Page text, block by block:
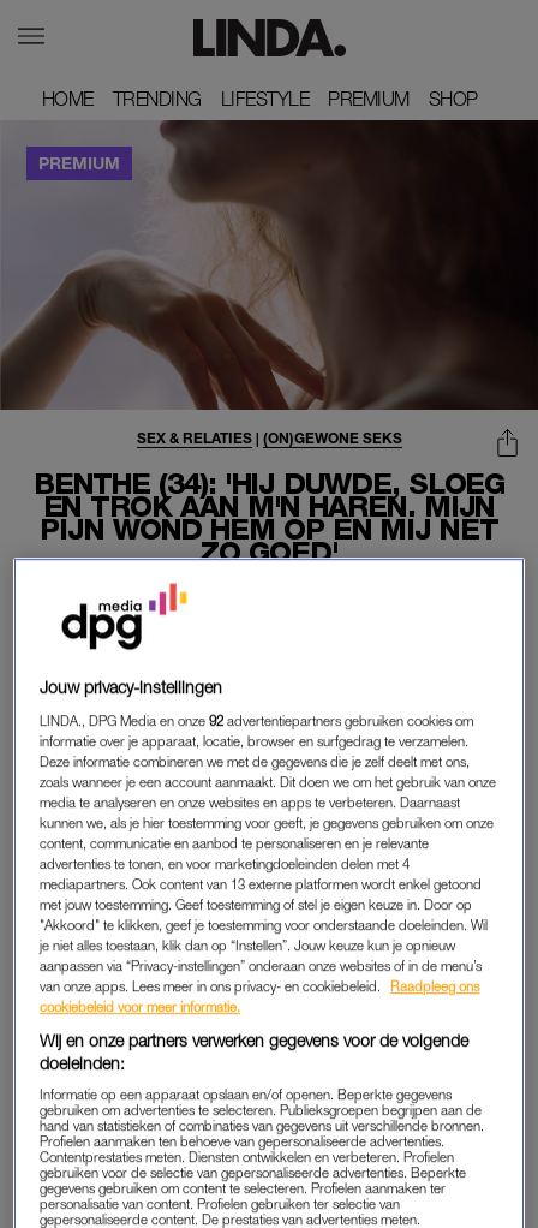
HOME
HOME TRENDING
TRENDING LIFESTYLE
LIFESTYLE PREMIUM
PREMIUM SHOP
SHOP
BENTHE (34): 'HIJ DUWDE, SLOEG
EN TROK AAN M'N HAREN. MIJN
PIJN WOND HEM OP EN MIJ NET
ZO GOED'
SEX & RELATIES| (ON)GEWONE SEKS
28-12-2025
LEES VERDER MET
PREMIUM
Krijg onbeperkt toegang tot alle
artikelen
Lees LINDA.magazine online
Geniet van te gekke winacties en
lekkere puzzels
Maandelijks opzegbaar
START GRATIS MAAND
Daarna €5,95 per maand
Al abonnee? Log in
Jouw privacy-instellingen
LINDA., DPG Media en onze92 advertentiepartners gebruiken cookies om
informatie over je apparaat, locatie, browser en surfgedrag te verzamelen.
Deze informatie combineren we met de gegevens die je zelf deelt met ons,
zoals wanneer je een account aanmaakt. Dit doen we om het gebruik van onze
media te analyseren en onze websites en apps te verbeteren. Daarnaast
kunnen we, als je hier toestemming voor geeft, je gegevens gebruiken om onze
content, communicatie en aanbod te personaliseren en je relevante
advertenties te tonen, en voor marketingdoeleinden delen met 4
mediapartners. Ook content van 13 externe platformen wordt enkel getoond
met jouw toestemming. Geef toestemming of stel je eigen keuze in. Door op
"Akkoord" te klikken, geef je toestemming voor onderstaande doeleinden. Wil
je niet alles toestaan, klik dan op “Instellen”. Jouw keuze kun je opnieuw
aanpassen via “Privacy-instellingen” onderaan onze websites of in de menu’s
van onze apps. Lees meer in ons privacy- en cookiebeleid.
Raadpleeg ons
cookiebeleid voor meer informatie.
Wij en onze partners verwerken gegevens voor de volgende
doeleinden:
Informatie op een apparaat opslaan en/of openen. Beperkte gegevens
gebruiken om advertenties te selecteren. Publieksgroepen begrijpen aan de
hand van statistieken of combinaties van gegevens uit verschillende bronnen.
Profielen aanmaken ten behoeve van gepersonaliseerde advertenties.
Contentprestaties meten. Diensten ontwikkelen en verbeteren. Profielen
gebruiken voor de selectie van gepersonaliseerde advertenties. Beperkte
gegevens gebruiken om content te selecteren. Profielen aanmaken ter
personalisatie van content. Profielen gebruiken ter selectie van
gepersonaliseerde content. De prestaties van advertenties meten.